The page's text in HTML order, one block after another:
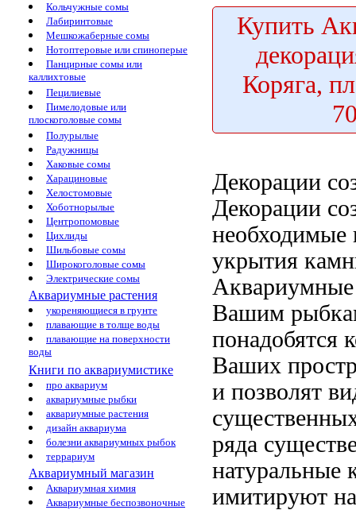
Кольчужные сомы
Лабиринтовые
Мешкожаберные сомы
Нотоптеровые или спиноперые
Панцирные сомы или
каллихтовые
Пецилиевые
Пимелодовые или
плоскоголовые сомы
Полурылые
Радужницы
Хаковые сомы
Харациновые
Хелостомовые
Хоботнорылые
Центропомовые
Цихлиды
Шильбовые сомы
Широкоголовые сомы
Электрические сомы
Аквариумные растения
укореняющиеся в грунте
плавающие в толще воды
плавающие на поверхности
воды
Книги по аквариумистике
про аквариум
аквариумные рыбки
аквариумные растения
дизайн аквариума
болезни аквариумных рыбок
террариум
Аквариумный магазин
Аквариумная химия
Аквариумные беспозвоночные
Купить
Коряга,
Декорации
Декорации
необходимые
укрытия
Аквариумные
Вашим
понадобятся
Ваших
и позволят
ряда
натуральные
имитируют